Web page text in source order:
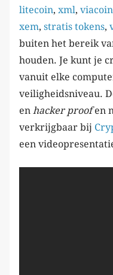
litecoin, xml, viacoin
xem, stratis tokens,
buiten het bereik
houden. Je kunt je
vanuit elke
veiligheidsniveau.
en hacker proofen
verkrijgbaar bij
een